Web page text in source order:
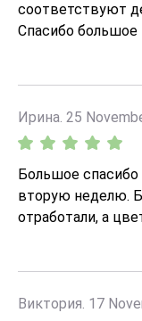
соответствуют
Спасибо большое
Ирина. 25
Большое спасибо
вторую неделю.
отработали, а
Виктория. 17